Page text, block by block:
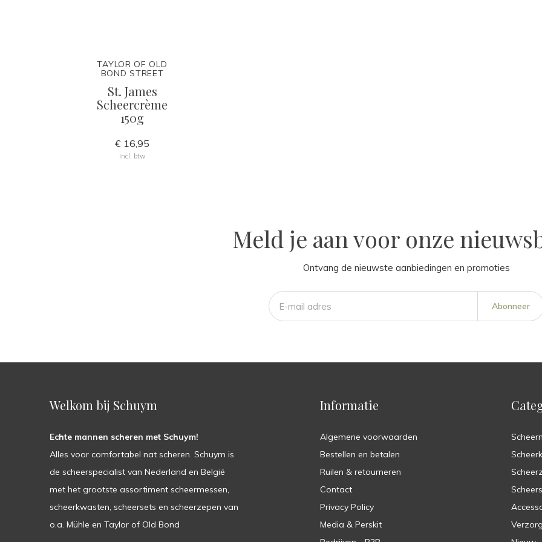
TAYLOR OF OLD
BOND STREET
St. James
Scheercrème
150g
€ 16,95
Incl. btw
Meld je aan voor onze
Ontvang de nieuwste aanbiedingen en promoties
Abonneer
Welkom bij Schuym
Echte mannen scheren met Schuym!
Alles voor comfortabel nat scheren. Schuym is
de scheerspecialist van Nederland en België
met het grootste assortiment scheermessen,
scheerkwasten, scheersets en scheerzepen van
o.a. Mühle en Taylor of Old Bond
Informatie
Algemene voorwaarden
Bestellen en betalen
Ruilen & retourneren
Contact
Privacy Policy
Media & Perskit